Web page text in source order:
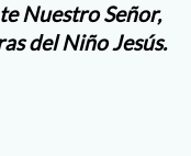
Nuestro Señor,
del Niño Jesús.